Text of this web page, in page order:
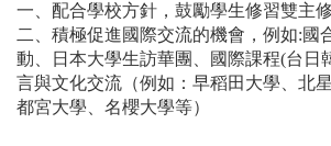
一、配合學校方針，鼓勵學生修習雙主
二、積極促進國際交流的機會，例如:國
動、日本大學生訪華團、國際課程(台日
言與文化交流（例如：早稻田大學、北
都宮大學、名櫻大學等）